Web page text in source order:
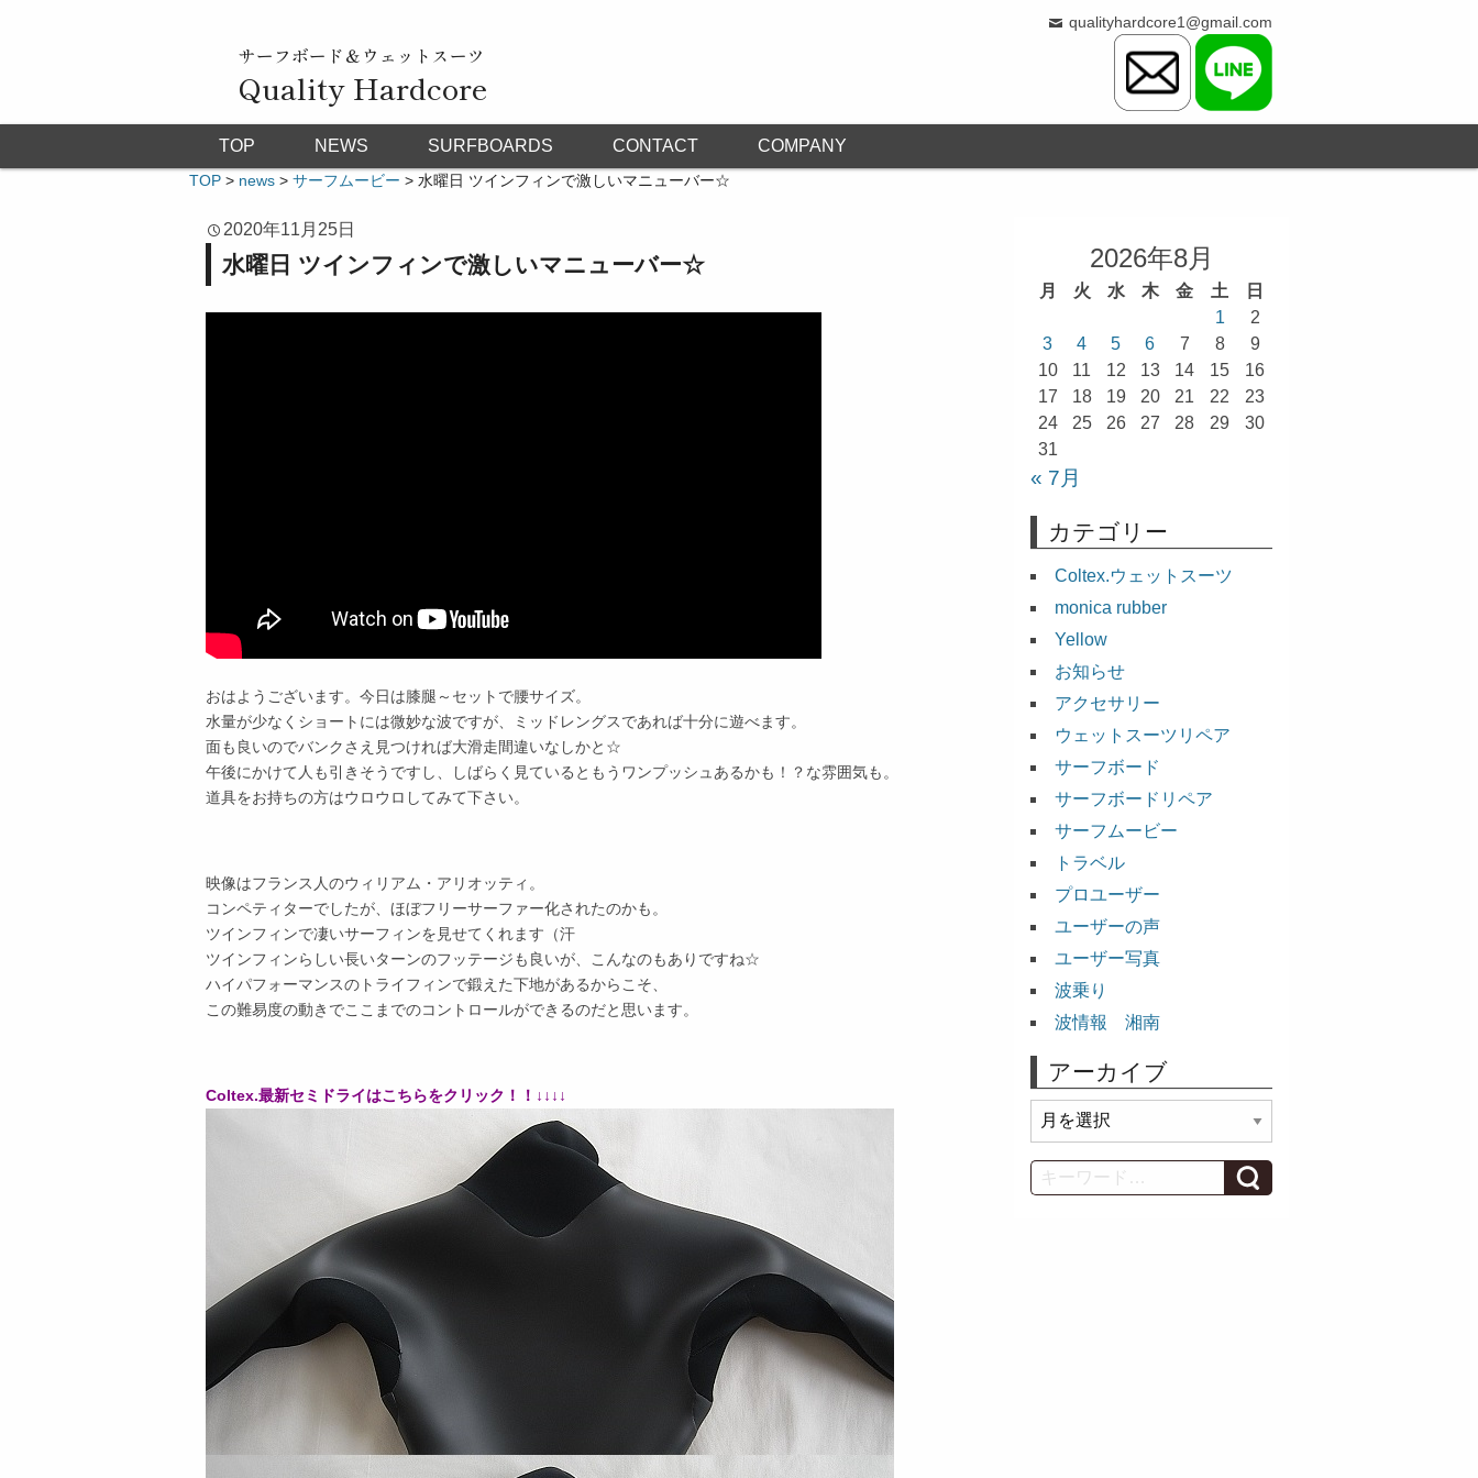
サーフボード＆ウェットスーツ
Quality Hardcore
qualityhardcore1@gmail.com
TOP NEWS SURFBOARDS CONTACT COMPANY
TOP > news > サーフムービー > 水曜日 ツインフィンで激しいマニューバー☆
2020年11月25日
水曜日 ツインフィンで激しいマニューバー☆
おはようございます。今日は膝腿～セットで腰サイズ。
水量が少なくショートには微妙な波ですが、ミッドレングスであれば十分に遊べます。
面も良いのでバンクさえ見つければ大滑走間違いなしかと☆
午後にかけて人も引きそうですし、しばらく見ているともうワンプッシュあるかも！？な雰囲気も。
道具をお持ちの方はウロウロしてみて下さい。
映像はフランス人のウィリアム・アリオッティ。
コンペティターでしたが、ほぼフリーサーファー化されたのかも。
ツインフィンで凄いサーフィンを見せてくれます（汗
ツインフィンらしい長いターンのフッテージも良いが、こんなのもありですね☆
ハイパフォーマンスのトライフィンで鍛えた下地があるからこそ、
この難易度の動きでここまでのコントロールができるのだと思います。
Coltex.最新セミドライはこちらをクリック！！↓↓↓↓
2026年8月
月 火 水 木 金 土
日
1
2
3
4 5 6 7 8
9
10
11 12 13 14 15
16
17
18 19 20 21 22
23
24
25 26 27 28 29
30
31
« 7月
カテゴリー
Coltex.ウェットスーツ
monica rubber
Yellow
お知らせ
アクセサリー
ウェットスーツリペア
サーフボード
サーフボードリペア
サーフムービー
トラベル
プロユーザー
ユーザーの声
ユーザー写真
波乗り
波情報 湘南
アーカイブ
ー
カ
イ
Search